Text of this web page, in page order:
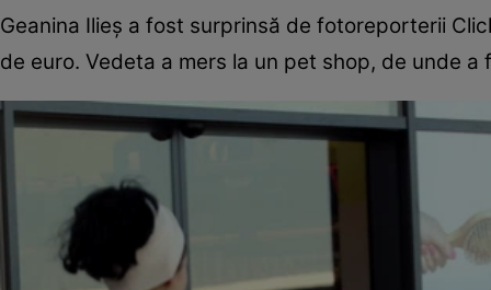
Geanina Ilieș a fost surprinsă de fotoreporterii
de euro. Vedeta a mers la un pet shop, de unde a